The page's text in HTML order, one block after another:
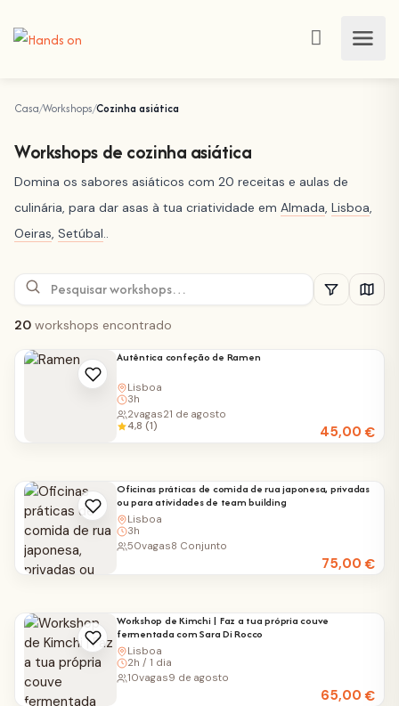
Casa Workshops Cozinha asiática
Workshops de cozinha asiática
Domina os sabores asiáticos com 20 receitas e aulas de
culinária, para dar asas à tua criatividade em Almada, Lisboa,
Oeiras, Setúbal..
20 workshops encontrado
Autêntica confeção de Ramen
Lisboa
3h
45,00€
2vagas21 de agosto
4,8 (1)
Oficinas práticas de comida de rua japonesa, privadas
ou para atividades de team building
Lisboa
3h
75,00€
50vagas8 Conjunto
Workshop de Kimchi | Faz a tua própria couve
fermentada com Sara Di Rocco
Lisboa
2h / 1 dia
65,00€
10vagas9 de agosto